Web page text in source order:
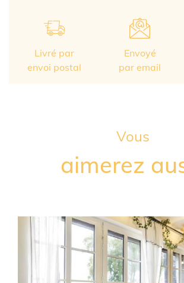
Livré par
envoi postal
Envoyé
par email
Vous
aimerez